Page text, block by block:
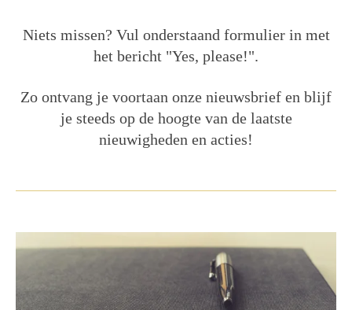
Niets missen? Vul onderstaand formulier in met
het bericht "Yes, please!".
Zo ontvang je voortaan onze nieuwsbrief en blijf
je steeds op de hoogte van de laatste
nieuwigheden en acties!